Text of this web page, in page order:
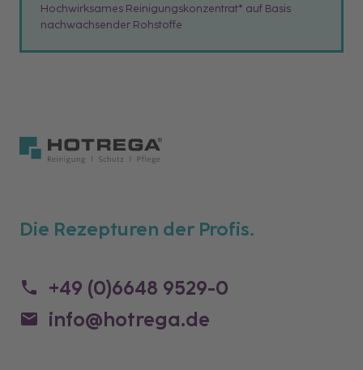
Hochwirksames Reinigungskonzentrat* auf Basis
nachwachsender Rohstoffe
Die Rezepturen der Profis.
+49 (0)6648 9529-0
info@hotrega.de